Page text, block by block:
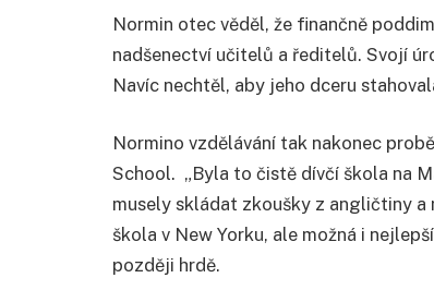
Normin otec věděl, že finančně
nadšenectví učitelů a ředitelů. Svojí
Navíc nechtěl, aby jeho dceru
Normino vzdělávání tak nakonec
School. „Byla to čistě dívčí škola na
musely skládat zkoušky z angličtiny
škola v New Yorku, ale možná i
později hrdě.